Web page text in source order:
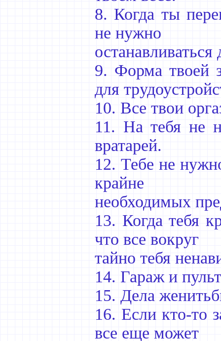
8. Когда ты
не нужно
9. Форма твоей
для
10. Все твои
11. На тебя не
вратарей.
12. Тебе не
крайне
необходимых
13. Когда тебя
что все вокруг
тайно тебя
14. Гараж и
15. Дела
16. Если кто-то
все еще может